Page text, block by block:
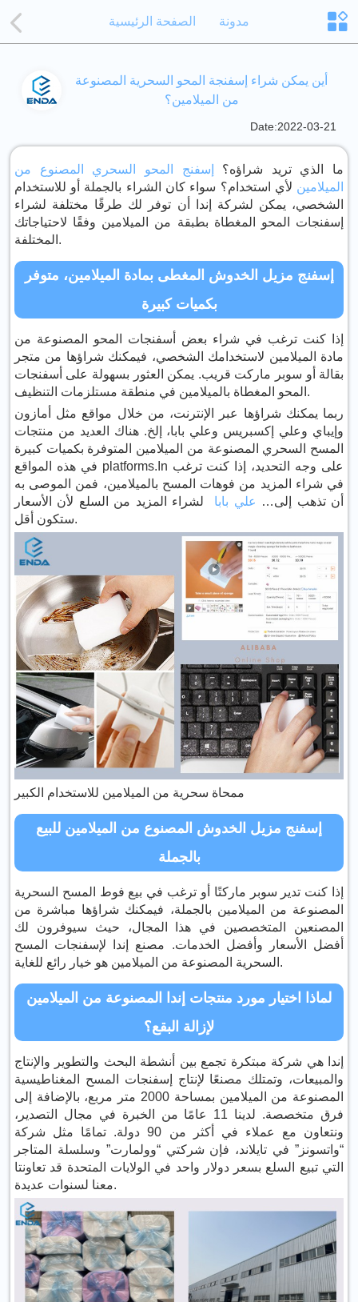
الصفحة الرئيسية مدونة
أين يمكن شراء إسفنجة المحو السحرية المصنوعة
من الميلامين؟
Date:2022-03-21
ما الذي تريد شراؤه؟
إسفنج المحو السحري المصنوع من
الميلامين لأي استخدام؟ سواء كان الشراء بالجملة أو للاستخدام
الشخصي، يمكن لشركة إندا أن توفر لك طرقًا مختلفة لشراء
إسفنجات المحو المغطاة بطبقة من الميلامين وفقًا لاحتياجاتك
المختلفة.
إسفنج مزيل الخدوش المغطى بمادة الميلامين، متوفر
بكميات كبيرة
إذا كنت ترغب في شراء بعض أسفنجات المحو المصنوعة من
مادة الميلامين لاستخدامك الشخصي، فيمكنك شراؤها من متجر
بقالة أو سوبر ماركت قريب. يمكن العثور بسهولة على أسفنجات
المحو المغطاة بالميلامين في منطقة مستلزمات التنظيف.
ربما يمكنك شراؤها عبر الإنترنت، من خلال مواقع مثل أمازون
وإيباي وعلي إكسبريس وعلي بابا، إلخ. هناك العديد من منتجات
المسح السحري المصنوعة من الميلامين المتوفرة بكميات كبيرة
في هذه المواقع platforms.In على وجه التحديد، إذا كنت ترغب
في شراء المزيد من فوهات المسح بالميلامين، فمن الموصى به
أن تذهب إلى… علي بابا
لشراء المزيد من السلع لأن الأسعار
ستكون أقل.
ممحاة سحرية من الميلامين للاستخدام الكبير
إسفنج مزيل الخدوش المصنوع من الميلامين للبيع
بالجملة
إذا كنت تدير سوبر ماركتًا أو ترغب في بيع فوط المسح السحرية
المصنوعة من الميلامين بالجملة، فيمكنك شراؤها مباشرة من
المصنعين المتخصصين في هذا المجال، حيث سيوفرون لك
أفضل الأسعار وأفضل الخدمات. مصنع إندا لإسفنجات المسح
السحرية المصنوعة من الميلامين هو خيار رائع للغاية.
لماذا اختيار مورد منتجات إندا المصنوعة من الميلامين
لإزالة البقع؟
إندا هي شركة مبتكرة تجمع بين أنشطة البحث والتطوير والإنتاج
والمبيعات، وتمتلك مصنعًا لإنتاج إسفنجات المسح المغناطيسية
المصنوعة من الميلامين بمساحة 2000 متر مربع، بالإضافة إلى
فرق متخصصة. لدينا 11 عامًا من الخبرة في مجال التصدير،
ونتعاون مع عملاء في أكثر من 90 دولة. تمامًا مثل شركة
“واتسونز” في تايلاند، فإن شركتي “وولمارت” وسلسلة المتاجر
التي تبيع السلع بسعر دولار واحد في الولايات المتحدة قد تعاونتا
معنا لسنوات عديدة.